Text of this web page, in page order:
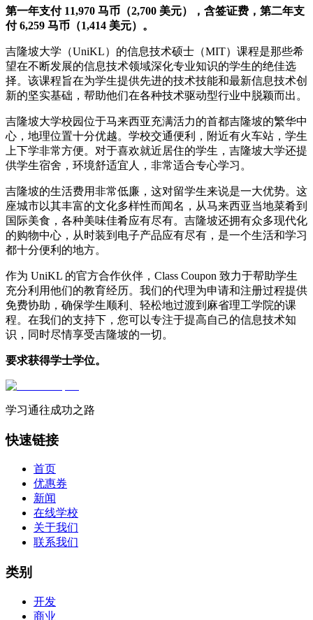
第一年支付 11,970 马币（2,700 美元），含签证费，第二年支
付 6,259 马币（1,414 美元）。
吉隆坡大学（UniKL）的信息技术硕士（MIT）课程是那些希
望在不断发展的信息技术领域深化专业知识的学生的绝佳选
择。该课程旨在为学生提供先进的技术技能和最新信息技术创
新的坚实基础，帮助他们在各种技术驱动型行业中脱颖而出。
吉隆坡大学校园位于马来西亚充满活力的首都吉隆坡的繁华中
心，地理位置十分优越。学校交通便利，附近有火车站，学生
上下学非常方便。对于喜欢就近居住的学生，吉隆坡大学还提
供学生宿舍，环境舒适宜人，非常适合专心学习。
吉隆坡的生活费用非常低廉，这对留学生来说是一大优势。这
座城市以其丰富的文化多样性而闻名，从马来西亚当地菜肴到
国际美食，各种美味佳肴应有尽有。吉隆坡还拥有众多现代化
的购物中心，从时装到电子产品应有尽有，是一个生活和学习
都十分便利的地方。
作为 UniKL 的官方合作伙伴，Class Coupon 致力于帮助学生
充分利用他们的教育经历。我们的代理为申请和注册过程提供
免费协助，确保学生顺利、轻松地过渡到麻省理工学院的课
程。在我们的支持下，您可以专注于提高自己的信息技术知
识，同时尽情享受吉隆坡的一切。
要求获得学士学位。
学习通往成功之路
快速链接
首页
优惠券
新闻
在线学校
关于我们
联系我们
类别
开发
商业